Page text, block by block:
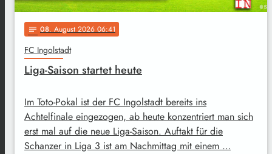
notes 08. August 2026 06:41
FC Ingolstadt
Liga-Saison startet heute
Im Toto-Pokal ist der FC Ingolstadt bereits ins
Achtelfinale eingezogen, ab heute konzentriert man sich
erst mal auf die neue Liga-Saison. Auftakt für die
Schanzer in Liga 3 ist am Nachmittag mit einem …